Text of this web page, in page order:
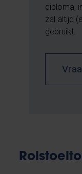
diploma,
zal altijd
gebruikt.